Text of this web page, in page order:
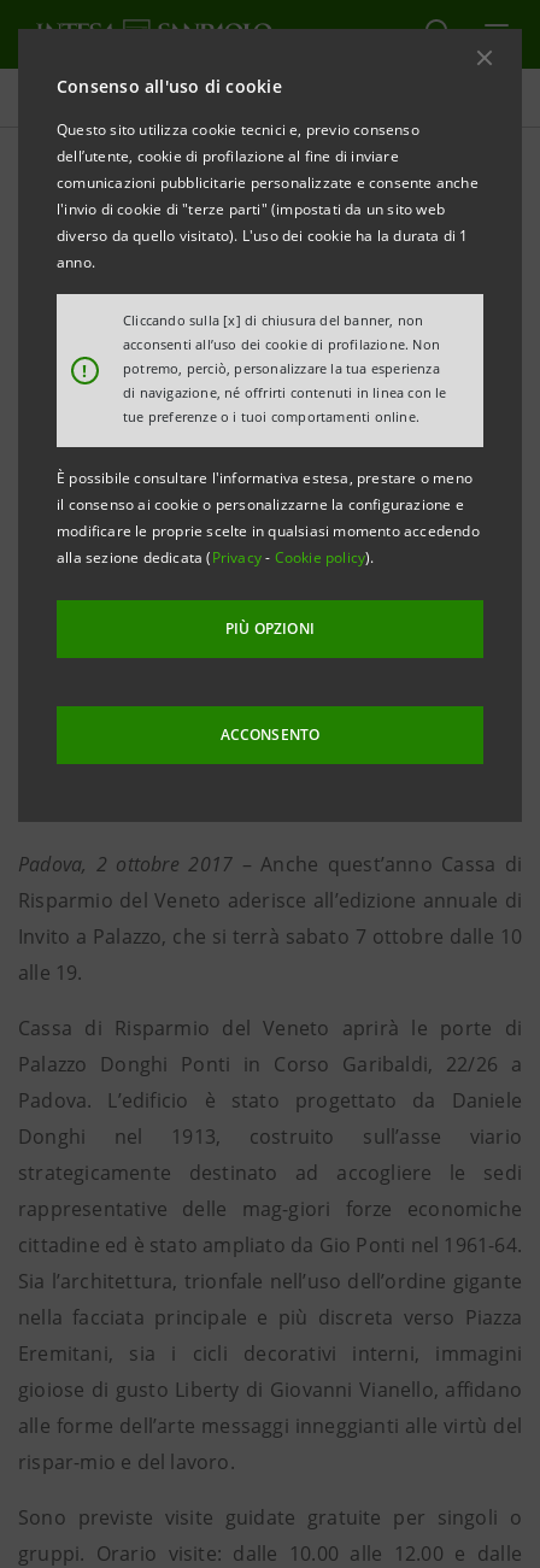
Consenso all'uso di cookie
Questo sito utilizza cookie tecnici e, previo consenso
dell’utente, cookie di profilazione al fine di inviare
comunicazioni pubblicitarie personalizzate e consente anche
l'invio di cookie di "terze parti" (impostati da un sito web
diverso da quello visitato). L'uso dei cookie ha la durata di 1
anno.
!
Cliccando sulla [x] di chiusura del banner, non
acconsenti all’uso dei cookie di profilazione. Non
potremo, perciò, personalizzare la tua esperienza
di navigazione, né offrirti contenuti in linea con le
tue preferenze o i tuoi comportamenti online.
È possibile consultare l'informativa estesa, prestare o meno
il consenso ai cookie o personalizzarne la configurazione e
modificare le proprie scelte in qualsiasi momento accedendo
alla sezione dedicata (Privacy- Cookie policy).
PIÙ OPZIONI
ACCONSENTO
Comunicati stampa
STAMPA AGGIORNA
COMUNICATO STAMPA
CASSA DI RISPARMIO DEL VENETO ADERISCE ALLA
• Sabato 7 ottobre dalle 10 alle 19 ritorna “Invito a
Palazzo”, l’appuntamento promosso da ABI per
l’apertura straordinaria e gratuita dei palazzi
storici delle banche italiane.
• Ingresso gratuito e visite guidate a Palazzo
Donghi Ponti
• Prevista una specifica iniziativa “Quadri in scena:
quadri legati al periodo storico di costruzione del
Palazzo che si animeranno con parole, musica dal
vivo e attori in costume d’epoca
• Al via anche “Guida per un giorno” dove i ragazzi
saranno i ciceroni di al-cune opere di Eugenio
Padova, 2 ottobre 2017 – Anche quest’anno Cassa di
Risparmio del Veneto aderisce all’edizione annuale di
Invito a Palazzo, che si terrà sabato 7 ottobre dalle 10
alle 19.
Cassa di Risparmio del Veneto aprirà le porte di
Palazzo Donghi Ponti in Corso Garibaldi, 22/26 a
Padova. L’edificio è stato progettato da Daniele
Donghi nel 1913, costruito sull’asse viario
strategicamente destinato ad accogliere le sedi
rappresentative delle mag-giori forze economiche
cittadine ed è stato ampliato da Gio Ponti nel 1961-64.
Sia l’architettura, trionfale nell’uso dell’ordine gigante
nella facciata principale e più discreta verso Piazza
Eremitani, sia i cicli decorativi interni, immagini
gioiose di gusto Liberty di Giovanni Vianello, affidano
alle forme dell’arte messaggi inneggianti alle virtù del
rispar-mio e del lavoro.
Sono previste visite guidate gratuite per singoli o
gruppi. Orario visite: dalle 10.00 alle 12.00 e dalle